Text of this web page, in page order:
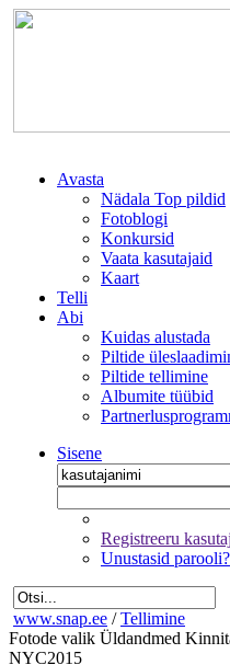
Avasta
Nädala Top pildid
Fotoblogi
Konkursid
Vaata kasutajaid
Kaart
Telli
Abi
Kuidas alustada
Piltide
Piltide tellimine
Albumite tüübid
Sisene
Registreeru
Unustasid parooli?
www.snap.ee / Tellimine
Fotode valik Üldandmed
NYC2015